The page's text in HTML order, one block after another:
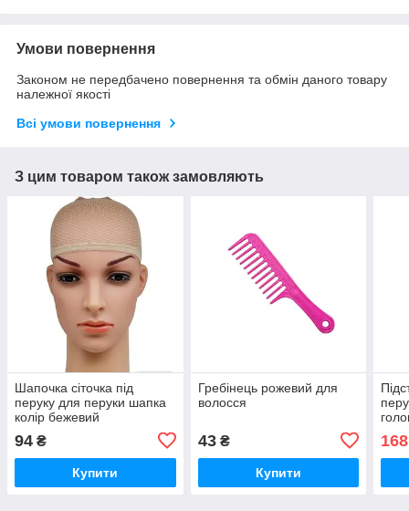
Умови повернення
Законом не передбачено повернення та обмін даного товару
належної якості
Всі умови повернення
З цим товаром також замовляють
Шапочка сіточка під
перуку для перуки шапка
колір бежевий
94 ₴
Купити
Гребінець рожевий для
волосся
43₴
Купити